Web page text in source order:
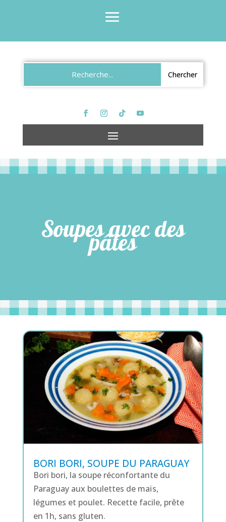
Soupes avec des
pâtes
BORI BORI, SOUPE DU PARAGUAY
Bori bori, la soupe réconfortante du
Paraguay aux boulettes de maïs,
légumes et poulet. Recette facile, prête
en 1h, sans gluten.